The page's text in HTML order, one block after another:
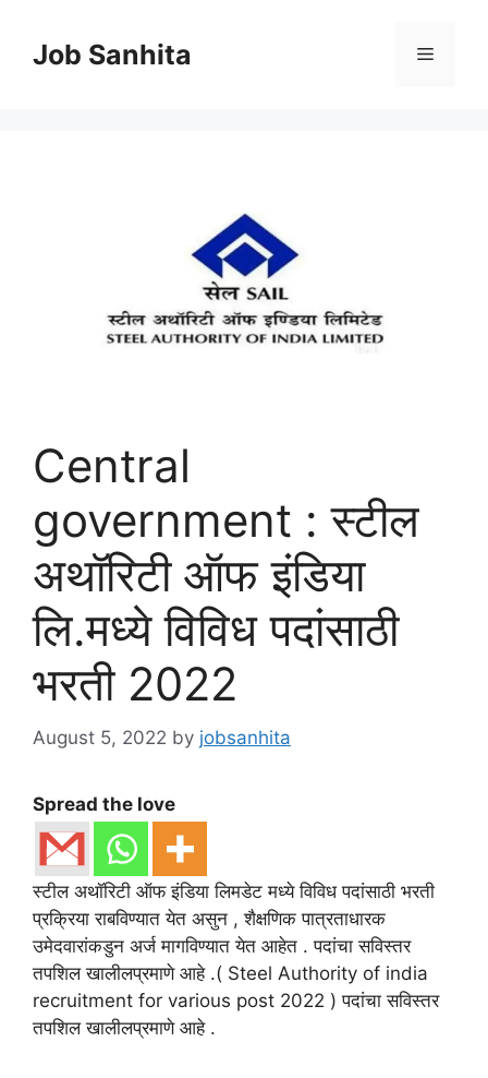
contentJob Sanhita Menu
Central
government : स्टील
अथॉरिटी ऑफ इंडिया
लि.मध्ये विविध पदांसाठी
भरती 2022
August 5, 2022 by jobsanhita
Spread the love
स्टील अथॉरिटी ऑफ इंडिया लिमडेट मध्ये विविध पदांसाठी भरती
प्रक्रिया राबविण्यात येत असुन , शैक्षणिक पात्रताधारक
उमेदवारांकडुन अर्ज मागविण्यात येत आहेत . पदांचा सविस्तर
तपशिल खालीलप्रमाणे आहे .( Steel Authority of india
recruitment for various post 2022 ) पदांचा सविस्तर
तपशिल खालीलप्रमाणे आहे .